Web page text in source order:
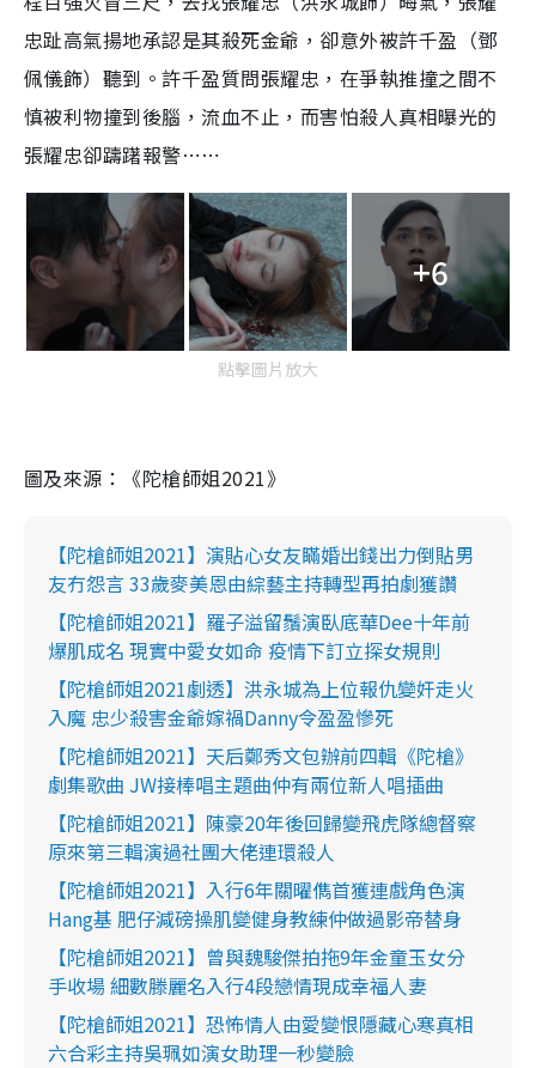
忠趾高氣揚地承認是其殺死金爺，卻意外被許千盈（鄧
佩儀飾）聽到。許千盈質問張耀忠，在爭執推撞之間不
慎被利物撞到後腦，流血不止，而害怕殺人真相曝光的
張耀忠卻躊躇報警⋯⋯
+6
點擊圖片放大
圖及來源：《陀槍師姐2021》
【陀槍師姐2021】演貼心女友瞞婚出錢出力倒貼男
友冇怨言 33歲麥美恩由綜藝主持轉型再拍劇獲讚
【陀槍師姐2021】羅子溢留鬚演臥底華Dee十年前
爆肌成名 現實中愛女如命 疫情下訂立探女規則
【陀槍師姐2021劇透】洪永城為上位報仇變奸走火
入魔 忠少殺害金爺嫁禍Danny令盈盈慘死
【陀槍師姐2021】天后鄭秀文包辦前四輯《陀槍》
劇集歌曲 JW接棒唱主題曲仲有兩位新人唱插曲
【陀槍師姐2021】陳豪20年後回歸變飛虎隊總督察
原來第三輯演過社團大佬連環殺人
【陀槍師姐2021】入行6年關曜儁首獲連戲角色演
Hang基 肥仔減磅操肌變健身教練仲做過影帝替身
【陀槍師姐2021】曾與魏駿傑拍拖9年金童玉女分
手收場 細數滕麗名入行4段戀情現成幸福人妻
【陀槍師姐2021】恐怖情人由愛變恨隱藏心寒真相
六合彩主持吳珮如演女助理一秒變臉